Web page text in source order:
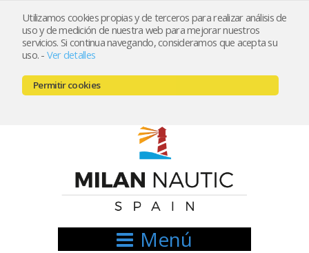
Utilizamos cookies propias y de terceros para realizar análisis de
uso y de medición de nuestra web para mejorar nuestros
servicios. Si continua navegando, consideramos que acepta su
uso. - Ver detalles
Permitir cookies
Registrarse Mi cuenta
666521122 // 654999333
Menú